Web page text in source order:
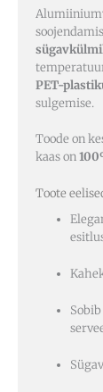
PET-
sulgemise.
Toode on
kaas on
Toote